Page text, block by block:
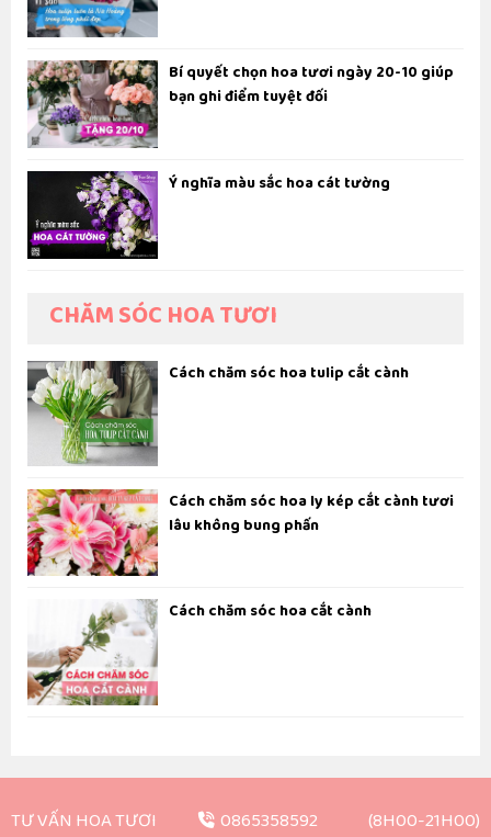
Bí quyết chọn hoa tươi ngày 20-10 giúp
bạn ghi điểm tuyệt đối
Ý nghĩa màu sắc hoa cát tường
CHĂM SÓC HOA TƯƠI
Cách chăm sóc hoa tulip cắt cành
Cách chăm sóc hoa ly kép cắt cành tươi
lâu không bung phấn
Cách chăm sóc hoa cắt cành
TƯ VẤN HOA TƯƠI 0865358592
(8H00-21H00)